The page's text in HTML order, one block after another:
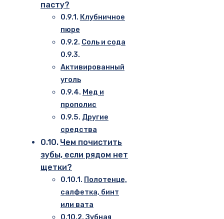
пасту?
Клубничное
пюре
Соль и сода
Активированный
уголь
Мед и
прополис
Другие
средства
Чем почистить
зубы, если рядом нет
щетки?
Полотенце,
салфетка, бинт
или вата
Зубная